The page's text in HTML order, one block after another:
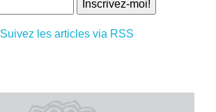
Suivez les articles via RSS